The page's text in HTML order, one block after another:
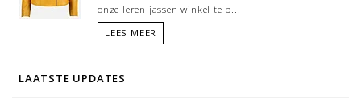
onze leren jassen winkel te b...
LEES MEER
LAATSTE UPDATES